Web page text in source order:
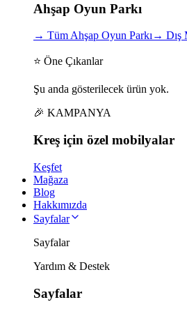
Ahşap Oyun Parkı
→ Tüm Ahşap Oyun Parkı→ Dış
⭐ Öne Çıkanlar
Şu anda gösterilecek ürün yok.
🎉 KAMPANYA
Kreş için özel mobilyalar
Keşfet
Mağaza
Blog
Hakkımızda
Sayfalar
Sayfalar
Yardım & Destek
Sayfalar